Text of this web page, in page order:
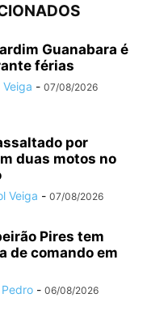
Guanabara é
férias
Veiga - 07/08/2026
por
duas motos no
Veiga - 07/08/2026
Pires tem
de comando em
- 06/08/2026